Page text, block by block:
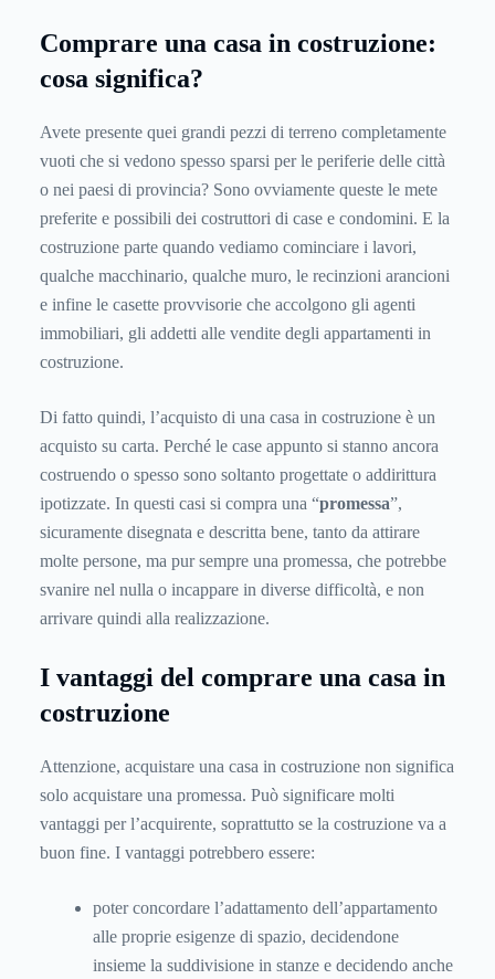
Comprare una casa in costruzione:
cosa significa?
Avete presente quei grandi pezzi di terreno completamente
vuoti che si vedono spesso sparsi per le periferie delle città
o nei paesi di provincia? Sono ovviamente queste le mete
preferite e possibili dei costruttori di case e condomini. E la
costruzione parte quando vediamo cominciare i lavori,
qualche macchinario, qualche muro, le recinzioni arancioni
e infine le casette provvisorie che accolgono gli agenti
immobiliari, gli addetti alle vendite degli appartamenti in
costruzione.
Di fatto quindi, l’acquisto di una casa in costruzione è un
acquisto su carta. Perché le case appunto si stanno ancora
costruendo o spesso sono soltanto progettate o addirittura
ipotizzate. In questi casi si compra una “promessa”,
sicuramente disegnata e descritta bene, tanto da attirare
molte persone, ma pur sempre una promessa, che potrebbe
svanire nel nulla o incappare in diverse difficoltà, e non
arrivare quindi alla realizzazione.
I vantaggi del comprare una casa in
costruzione
Attenzione, acquistare una casa in costruzione non significa
solo acquistare una promessa. Può significare molti
vantaggi per l’acquirente, soprattutto se la costruzione va a
buon fine. I vantaggi potrebbero essere:
poter concordare l’adattamento dell’appartamento
alle proprie esigenze di spazio, decidendone
insieme la suddivisione in stanze e decidendo anche